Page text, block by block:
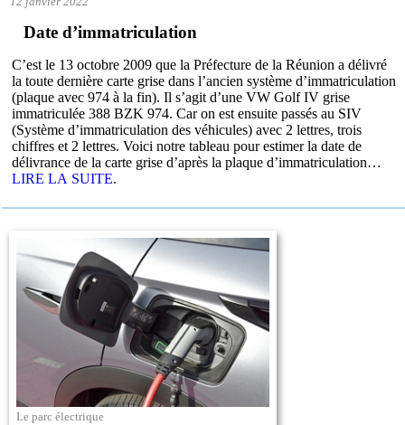
Date d’immatriculation
C’est le 13 octobre 2009 que la Préfecture de la Réunion a délivré
la toute dernière carte grise dans l’ancien système d’immatriculation
(plaque avec 974 à la fin). Il s’agit d’une VW Golf IV grise
immatriculée 388 BZK 974. Car on est ensuite passés au SIV
(Système d’immatriculation des véhicules) avec 2 lettres, trois
chiffres et 2 lettres. Voici notre tableau pour estimer la date de
délivrance de la carte grise d’après la plaque d’immatriculation…
LIRE LA SUITE.
Le parc électrique